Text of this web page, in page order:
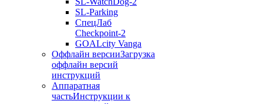
SL-Parking
СпецЛаб
Checkpoint-2
GOALcity Vanga
Оффлайн версииЗагрузка
оффлайн версий
инструкций
Аппаратная
частьИнструкции к